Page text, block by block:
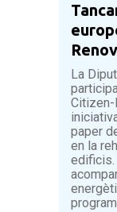
La
Citizen-
paper
en la
edificis.